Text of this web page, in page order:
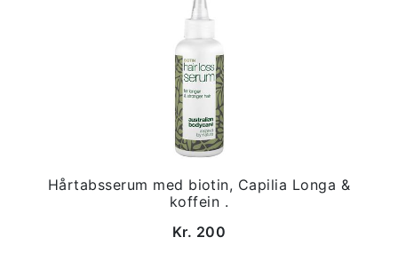
Hårtabsserum med biotin, Capilia Longa &
koffein .
Kr. 200